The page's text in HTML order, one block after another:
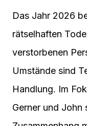
Das Jahr 2026
rätselhaften
verstorbenen
Umstände sind
Handlung. Im
Gerner und John